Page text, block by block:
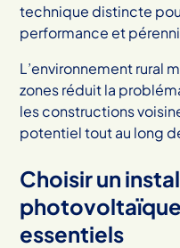
technique distincte
performance et
L’environnement rural
zones réduit la
les constructions
potentiel tout au long
Choisir un
essentiels